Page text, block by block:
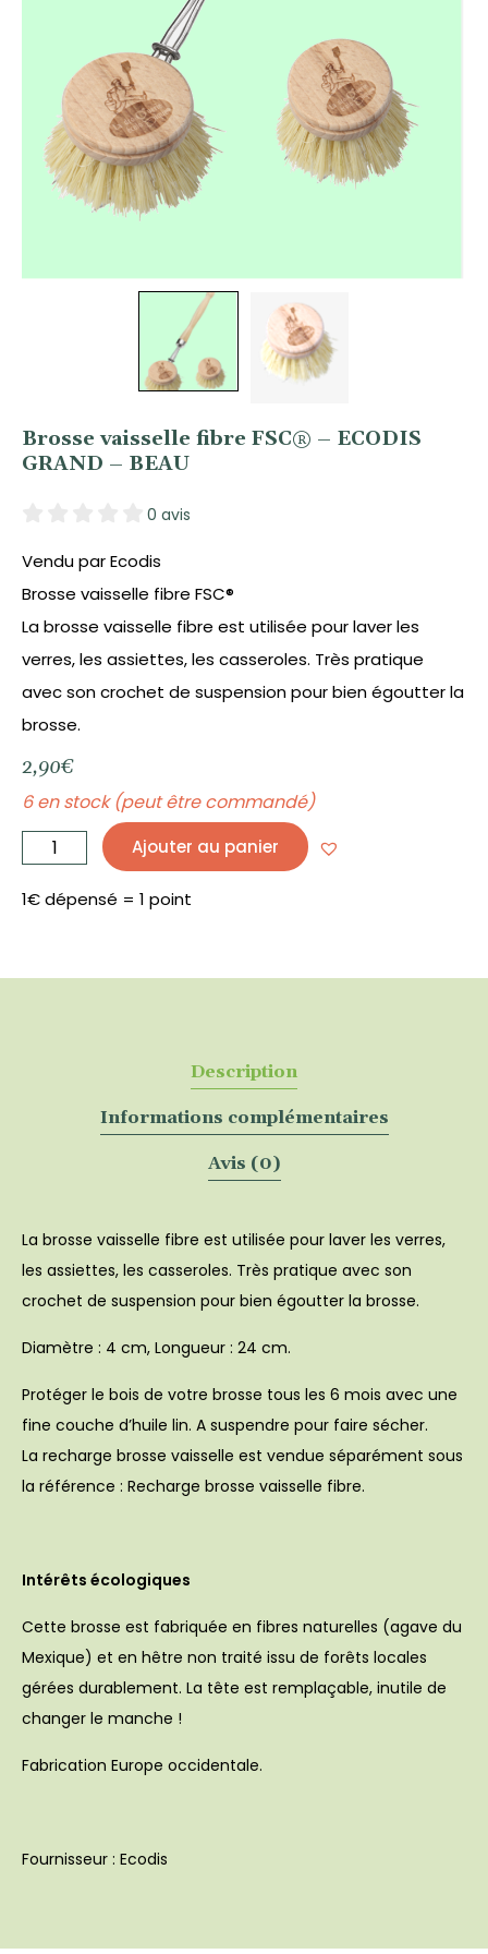
Brosse vaisselle fibre FSC® – ECODIS
GRAND – BEAU
0 avis
Vendu par Ecodis
Brosse vaisselle fibre FSC®
La brosse vaisselle fibre est utilisée pour laver les
verres, les assiettes, les casseroles. Très pratique
avec son crochet de suspension pour bien égoutter la
brosse.
2,90€
6 en stock (peut être commandé)
de
Brosse
vaisselle
fibre
-
ECODIS
Ajouter au panier
1€ dépensé = 1 point
Description
Informations complémentaires
Avis (0)
La brosse vaisselle fibre est utilisée pour laver les verres,
les assiettes, les casseroles. Très pratique avec son
crochet de suspension pour bien égoutter la brosse.
Diamètre : 4 cm, Longueur : 24 cm.
Protéger le bois de votre brosse tous les 6 mois avec une
fine couche d’huile lin. A suspendre pour faire sécher.
La recharge brosse vaisselle est vendue séparément sous
la référence : Recharge brosse vaisselle fibre.
Intérêts écologiques
Cette brosse est fabriquée en fibres naturelles (agave du
Mexique) et en hêtre non traité issu de forêts locales
gérées durablement. La tête est remplaçable, inutile de
changer le manche !
Fabrication Europe occidentale.
Fournisseur : Ecodis